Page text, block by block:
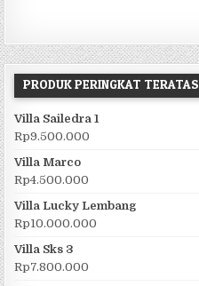
PRODUK PERINGKAT TERATAS
Villa Sailedra 1
Rp9.500.000
Villa Marco
Rp4.500.000
Villa Lucky Lembang
Rp10.000.000
Villa Sks 3
Rp7.800.000